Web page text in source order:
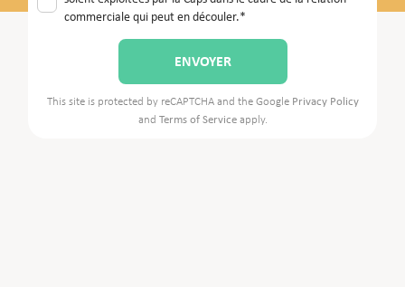
commerciale qui peut en découler.*
This site is protected by reCAPTCHA and the Google Privacy Policy
and Terms of Serviceapply.